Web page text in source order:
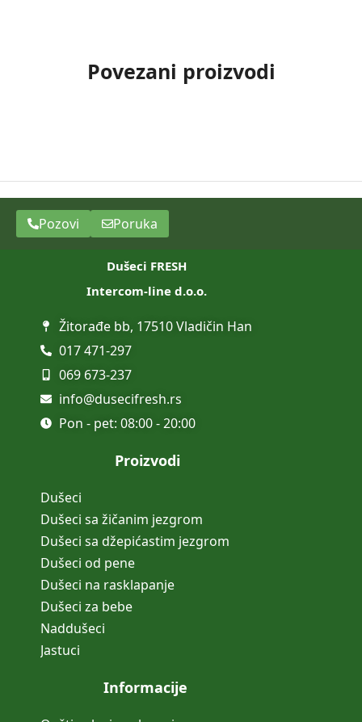
Povezani proizvodi
Pozovi Poruka
Dušeci FRESH
Intercom-line d.o.o.
Žitorađe bb, 17510 Vladičin Han
017 471-297
069 673-237
info@dusecifresh.rs
Pon - pet: 08:00 - 20:00
Proizvodi
Dušeci
Dušeci sa žičanim jezgrom
Dušeci sa džepićastim jezgrom
Dušeci od pene
Dušeci na rasklapanje
Dušeci za bebe
Naddušeci
Jastuci
Informacije